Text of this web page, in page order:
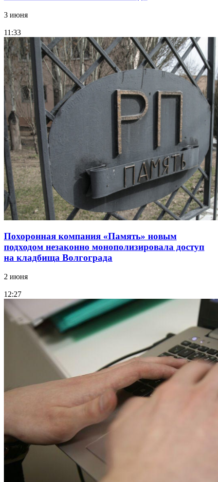
3 июня
11:33
Похоронная компания «Память» новым
подходом незаконно монополизировала доступ
на кладбища Волгограда
2 июня
12:27